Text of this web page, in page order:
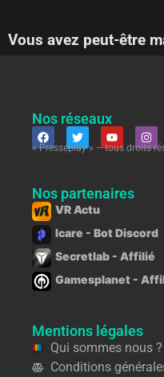
Vous avez peut-être
Nos réseaux
« Presseplay » – tous droits
Nos partenaires
VR Actu
Icare - Bot Discord
Secretlab - Affilié
Gamesplanet -
Mentions légales
Qui sommes nous ?
Conditions